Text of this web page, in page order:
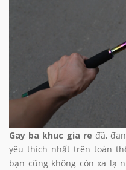
Gay ba khuc gia re đã,
yêu thích nhất trên toàn
bạn cũng không còn xa lạ